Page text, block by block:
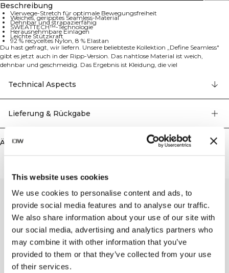
This website uses cookies
We use cookies to personalise content and ads, to
provide social media features and to analyse our traffic.
We also share information about your use of our site with
our social media, advertising and analytics partners who
may combine it with other information that you’ve
provided to them or that they’ve collected from your use
of their services.
Beschreibung
Vierwege-Stretch für optimale Bewegungsfreiheit
Weiches, geripptes Seamless-Material
Dehnbar und strapazierfähig
SWEATTECH™-Technologie
Herausnehmbare Einlagen
Leichte Stützkraft
92 % recyceltes Nylon, 8 % Elastan
Du hast gefragt, wir liefern. Unsere beliebteste Kollektion „Define Seamless"
gibt es jetzt auch in der Ripp-Version. Das nahtlose Material ist weich,
dehnbar und geschmeidig. Das Ergebnis ist Kleidung, die viel
mehreren trendigen Farben machen Define Ribbed zu deiner Workout-
Kollektion erster Wahl für verschiedene Trainingsarten. Das Material in
Vierwege-Stretch nutzt neueste Seamless-Technologie für mehr
deine Leistung verbessert. Dieser Sport-BH trägt das ICIW-Logo, verfügt über
Trainingseinheiten. Das dehnbare und strapazierfähige Material behält auch
nach mehrmaligem Tragen seine Form. 92% Recyceltes Nylon, 8% Elastan.
Technical Aspects
Lieferung & Rückgabe
Ähnliche Produkte